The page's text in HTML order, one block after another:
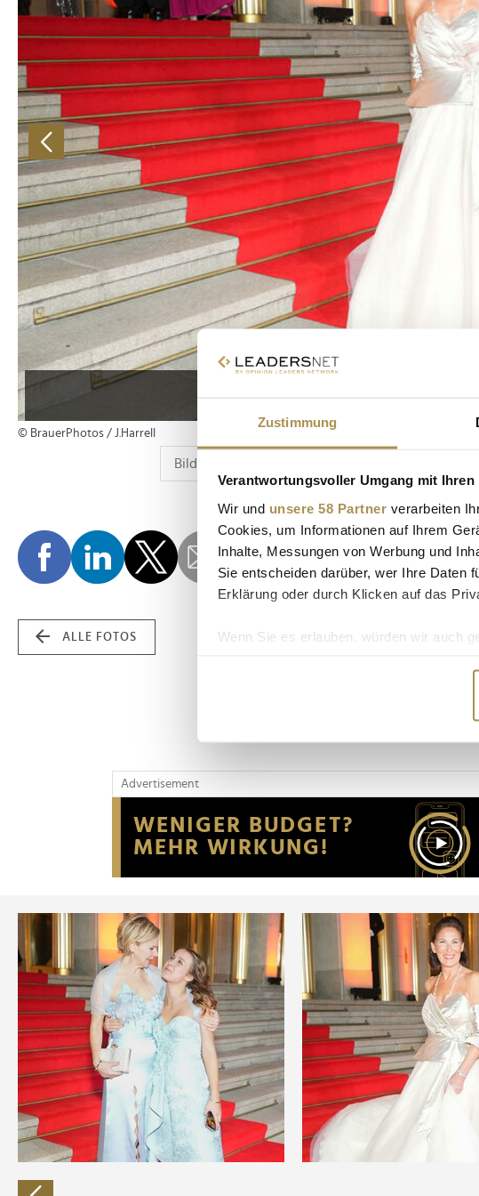
Zustimmung
Verantwortungsvoller Umgang mit Ihren
Wir und unsere 58 Partner verarbeiten
Cookies, um Informationen auf Ihrem
Inhalte, Messungen von Werbung und
Sie entscheiden darüber, wer Ihre Daten
Erklärung oder durch Klicken auf das
Wenn Sie es erlauben, würden wir auch
Erfahren Sie mehr darüber, wie Ihre
Wir verwenden Cookies, um Inhalte und
Website an unsere Partner für soziale
möglicherweise mit weiteren Daten
der Dienste gesammelt haben.
© BrauerPhotos / J.Harrell
ALLE FOTOS
Advertisement